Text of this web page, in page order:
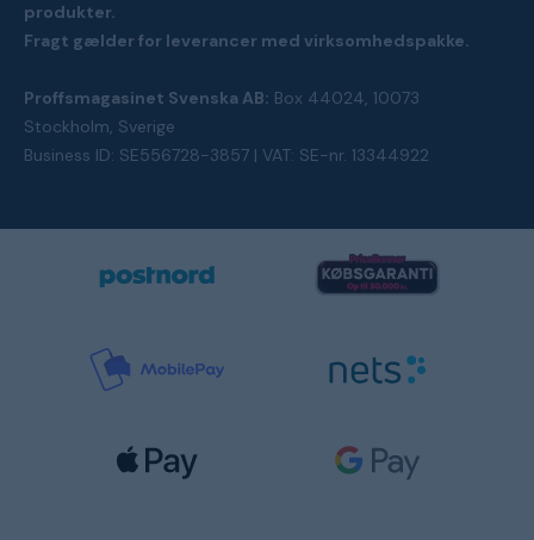
produkter.
Fragt gælder for leverancer med virksomhedspakke.
Proffsmagasinet Svenska AB: Box 44024, 10073
Stockholm, Sverige
Business ID: SE556728-3857 | VAT: SE-nr. 13344922